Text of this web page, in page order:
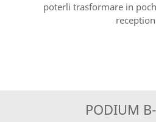
poterli trasformare in
PODIUM